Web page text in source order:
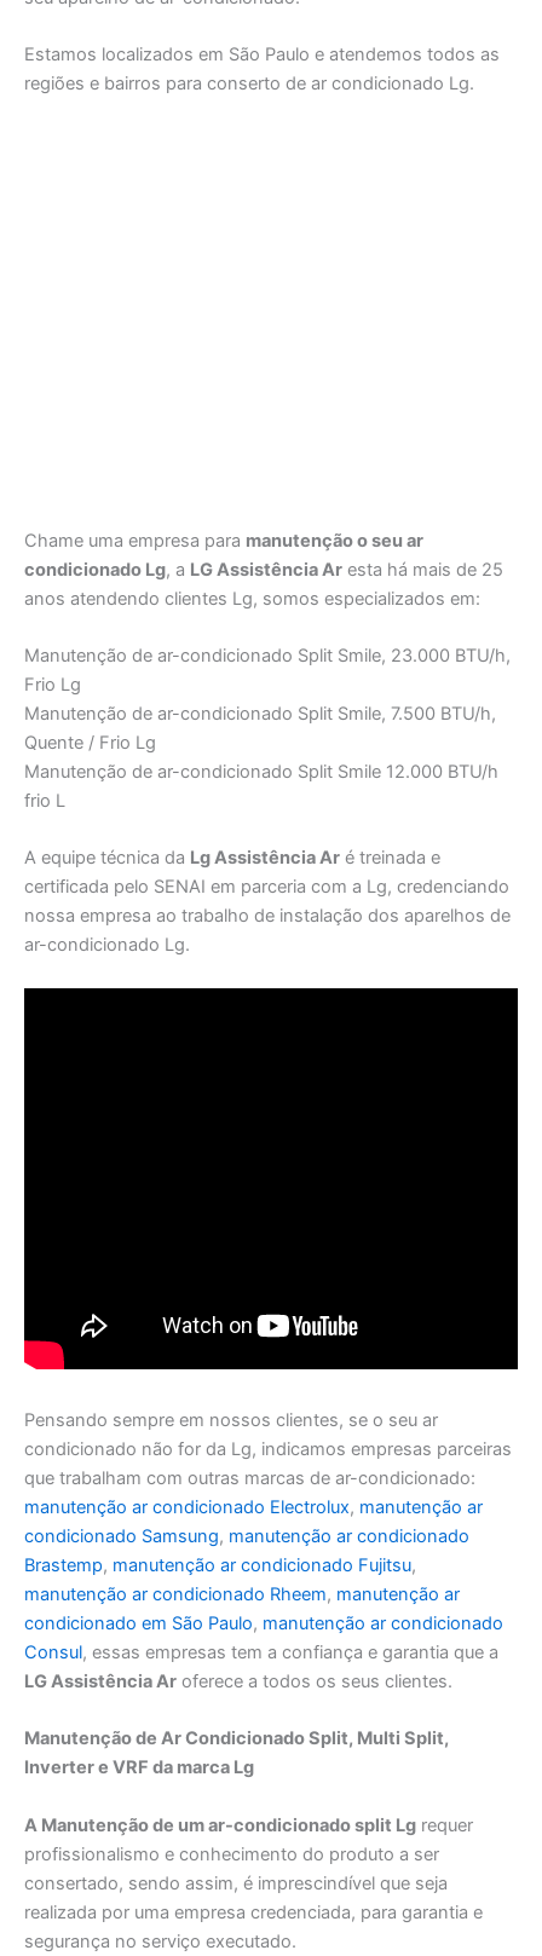
Estamos localizados em São Paulo e atendemos todos as
regiões e bairros para conserto de ar condicionado Lg.
Chame uma empresa para manutenção o seu ar
condicionado Lg, a LG Assistência Ar esta há mais de 25
anos atendendo clientes Lg, somos especializados em:
Manutenção de ar-condicionado Split Smile, 23.000 BTU/h,
Frio Lg
Manutenção de ar-condicionado Split Smile, 7.500 BTU/h,
Quente / Frio Lg
Manutenção de ar-condicionado Split Smile 12.000 BTU/h
frio L
A equipe técnica da Lg Assistência Ar é treinada e
certificada pelo SENAI em parceria com a Lg, credenciando
nossa empresa ao trabalho de instalação dos aparelhos de
ar-condicionado Lg.
Pensando sempre em nossos clientes, se o seu ar
condicionado não for da Lg, indicamos empresas parceiras
que trabalham com outras marcas de ar-condicionado:
manutenção ar condicionado Electrolux, manutenção ar
condicionado Samsung, manutenção ar condicionado
Brastemp, manutenção ar condicionado Fujitsu,
manutenção ar condicionado Rheem, manutenção ar
condicionado em São Paulo, manutenção ar condicionado
Consul, essas empresas tem a confiança e garantia que a
LG Assistência Ar oferece a todos os seus clientes.
Manutenção de Ar Condicionado Split, Multi Split,
Inverter e VRF da marca Lg
A Manutenção de um ar-condicionado split Lg requer
profissionalismo e conhecimento do produto a ser
consertado, sendo assim, é imprescindível que seja
realizada por uma empresa credenciada, para garantia e
segurança no serviço executado.